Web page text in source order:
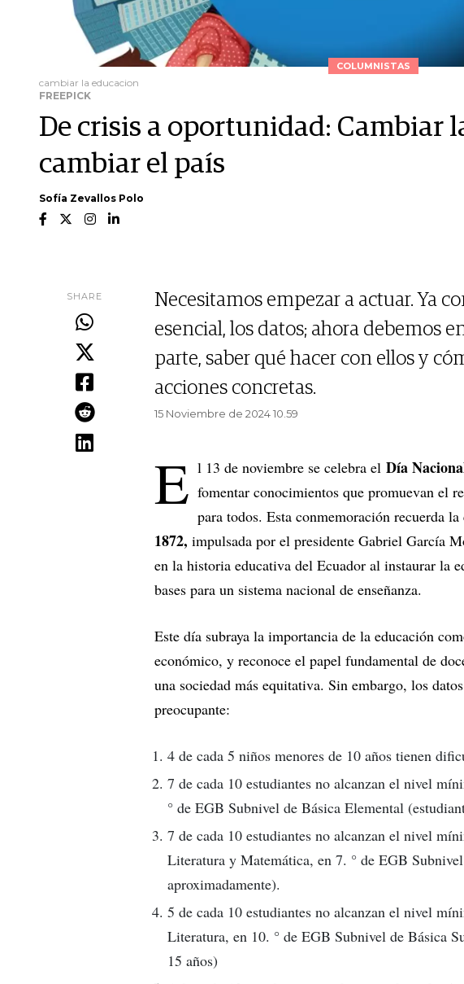
COLUMNISTAS
cambiar la educacion
FREEPICK
De crisis a oportunidad: Cambiar
cambiar el país
Sofía Zevallos Polo
SHARE
Necesitamos empezar a actuar. Ya
esencial, los datos; ahora debemos
parte, saber qué hacer con ellos y
acciones concretas.
15 Noviembre de 2024 10.59
E l 13 de noviembre se celebra el Día
fomentar conocimientos que promuevan el
para todos. Esta conmemoración recuerda
1872, impulsada por el presidente Gabriel García
en la historia educativa del Ecuador al instaurar la
bases para un sistema nacional de enseñanza.
Este día subraya la importancia de la educación
económico, y reconoce el papel fundamental de
una sociedad más equitativa. Sin embargo, los
preocupante:
4 de cada 5 niños menores de 10 años tienen
7 de cada 10 estudiantes no alcanzan el nivel
° de EGB Subnivel de Básica Elemental
7 de cada 10 estudiantes no alcanzan el nivel
Literatura y Matemática, en 7. ° de EGB
aproximadamente).
5 de cada 10 estudiantes no alcanzan el nivel
Literatura, en 10. ° de EGB Subnivel de Básica
15 años)